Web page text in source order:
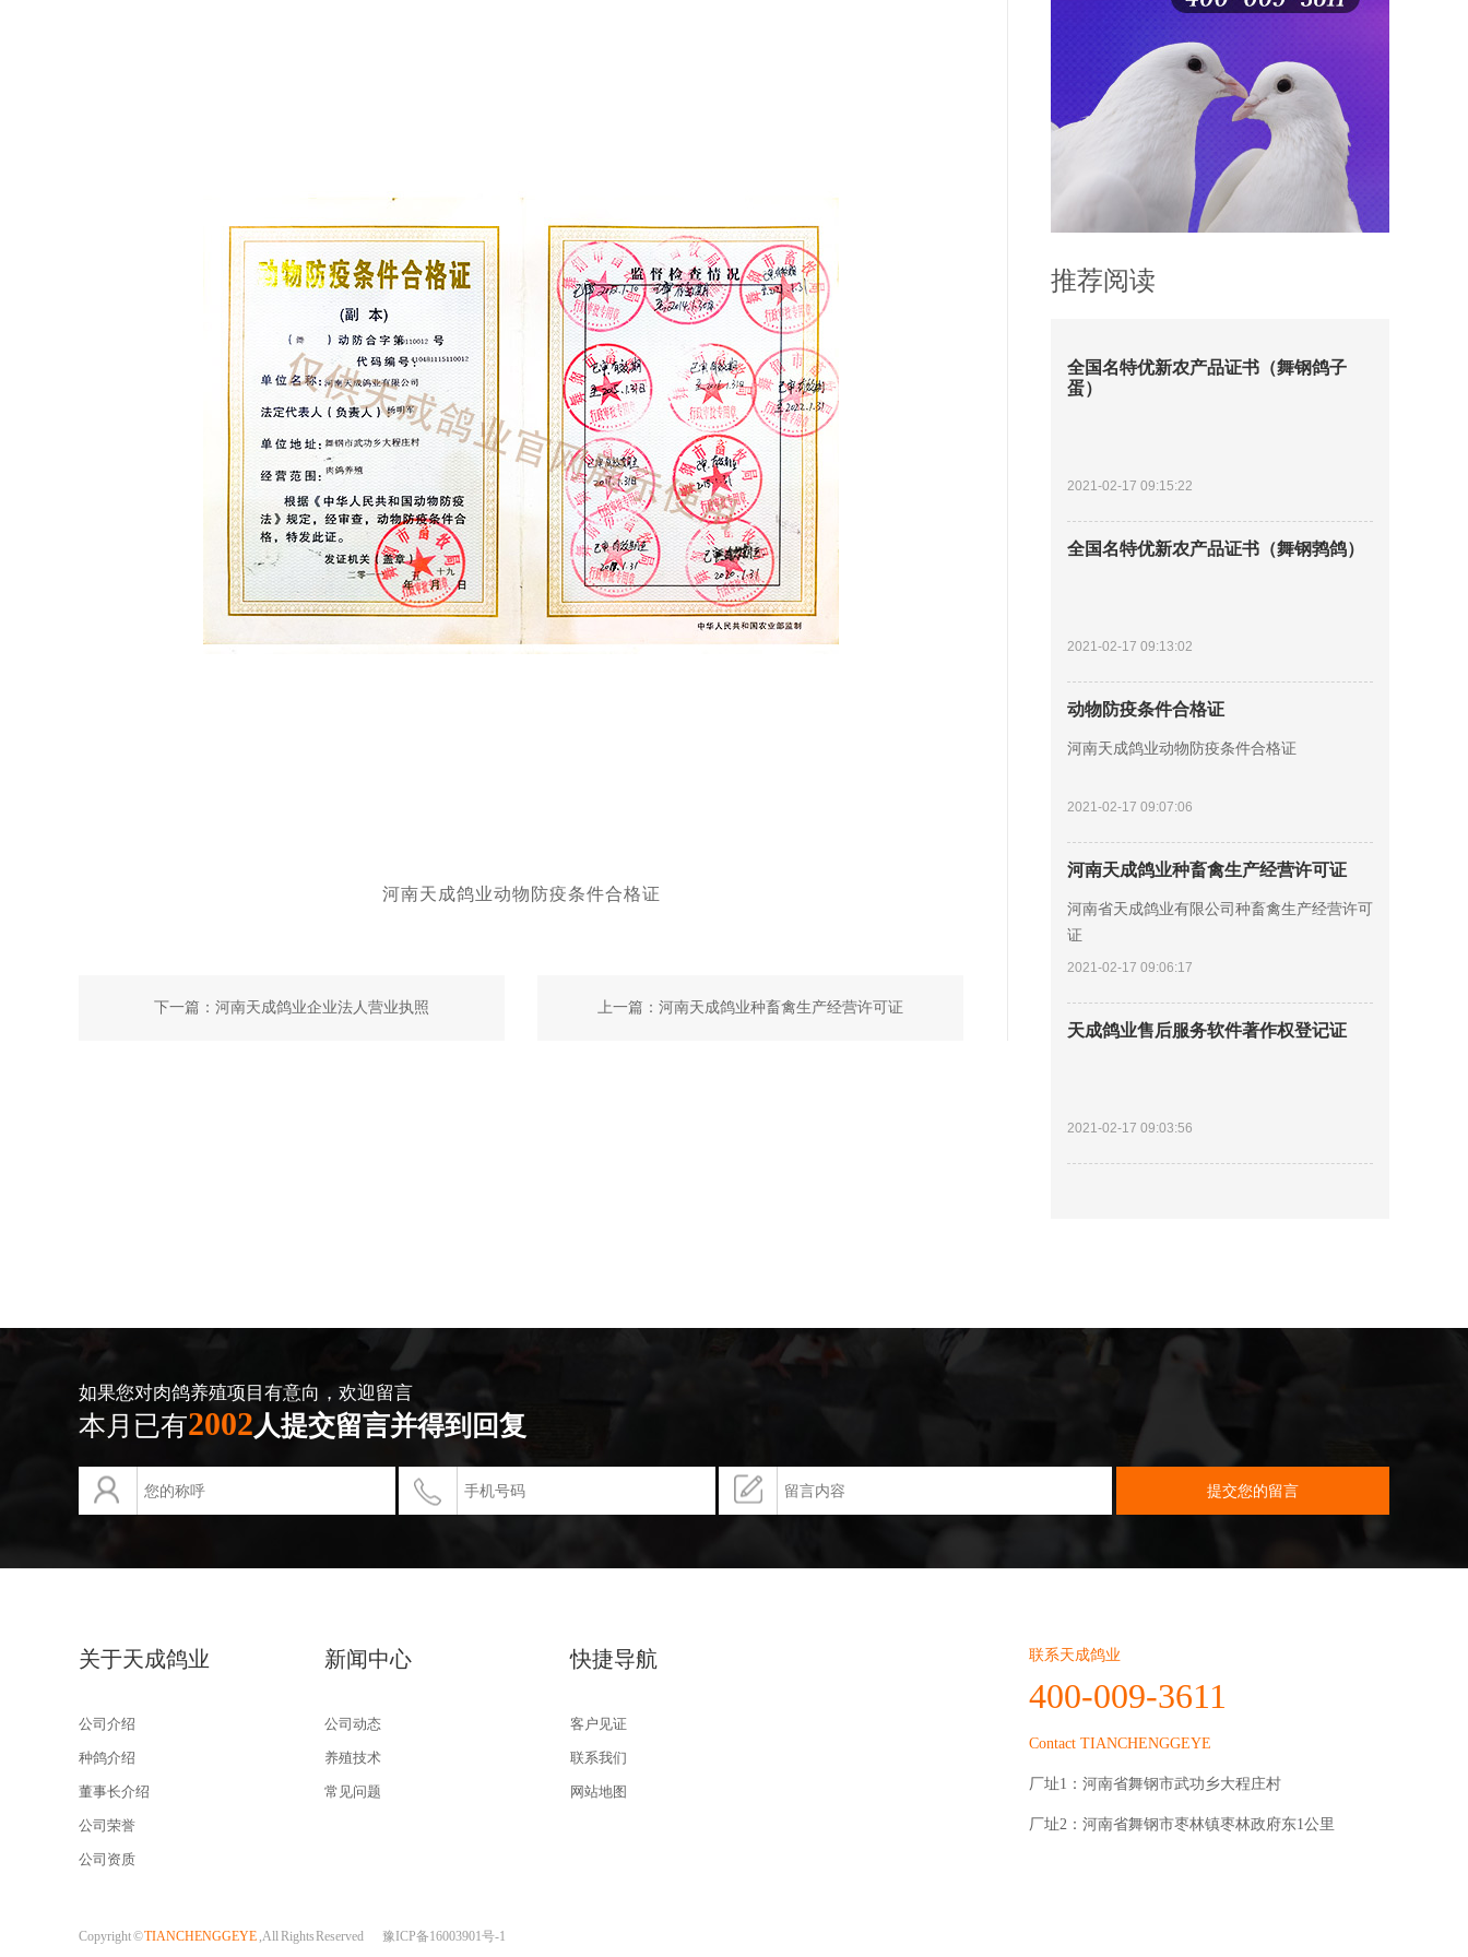
河南天成鸽业动物防疫条件合格证
下一篇： 河南天成鸽业企业法人营业执照 上一篇： 河南天成鸽业种畜禽生产经营许可证
推荐阅读
全国名特优新农产品证书（舞钢鸽子
蛋）
2021-02-17 09:15:22
全国名特优新农产品证书（舞钢鹁鸽）
2021-02-17 09:13:02
动物防疫条件合格证
河南天成鸽业动物防疫条件合格证
2021-02-17 09:07:06
河南天成鸽业种畜禽生产经营许可证
河南省天成鸽业有限公司种畜禽生产经营许可
证
2021-02-17 09:06:17
天成鸽业售后服务软件著作权登记证
2021-02-17 09:03:56
如果您对肉鸽养殖项目有意向，欢迎留言
本月已有2002人提交留言并得到回复
关于天成鸽业
公司介绍
种鸽介绍
董事长介绍
公司荣誉
公司资质
新闻中心
公司动态
养殖技术
常见问题
快捷导航
客户见证
联系我们
网站地图
联系天成鸽业
400-009-3611
Contact TIANCHENGGEYE
厂址1：河南省舞钢市武功乡大程庄村
厂址2：河南省舞钢市枣林镇枣林政府东1公里
Copyright ©TIANCHENGGEYE , All Rights Reserved 豫ICP备16003901号-1